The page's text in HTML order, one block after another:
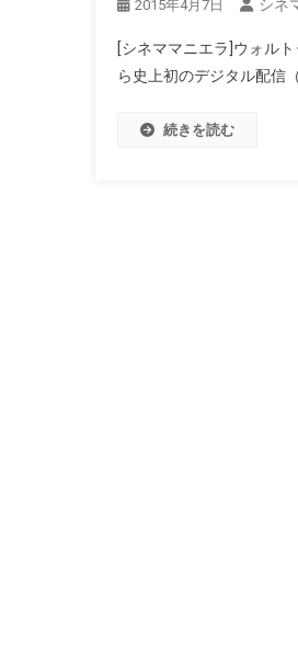
2015年4月7日 シネ
[シネママニエラ]ウォル
ら史上初のデジタル配信
続きを読む